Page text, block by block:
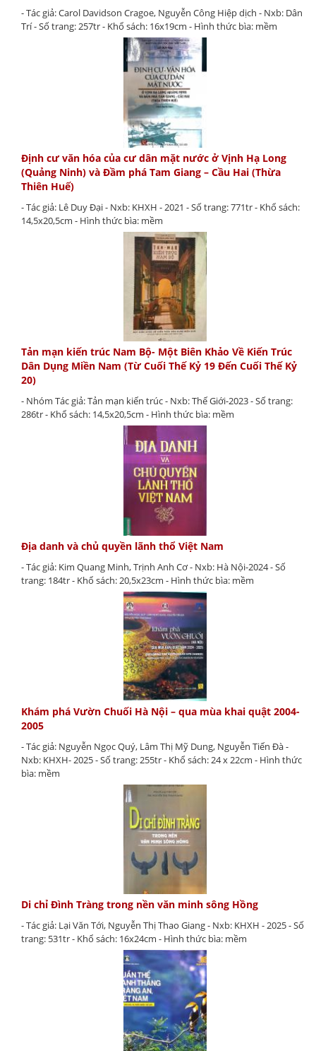
- Tác giả: Carol Davidson Cragoe, Nguyễn Công Hiệp dịch - Nxb: Dân
Trí - Số trang: 257tr - Khổ sách: 16x19cm - Hình thức bìa: mềm
Định cư văn hóa của cư dân mặt nước ở Vịnh Hạ Long
(Quảng Ninh) và Đầm phá Tam Giang – Cầu Hai (Thừa
Thiên Huế)
- Tác giả: Lê Duy Đại - Nxb: KHXH - 2021 - Số trang: 771tr - Khổ sách:
14,5x20,5cm - Hình thức bìa: mềm
Tản mạn kiến trúc Nam Bộ- Một Biên Khảo Về Kiến Trúc
Dân Dụng Miền Nam (Từ Cuối Thế Kỷ 19 Đến Cuối Thế Kỷ
20)
- Nhóm Tác giả: Tản mạn kiến trúc - Nxb: Thế Giới-2023 - Số trang:
286tr - Khổ sách: 14,5x20,5cm - Hình thức bìa: mềm
Địa danh và chủ quyền lãnh thổ Việt Nam
- Tác giả: Kim Quang Minh, Trịnh Anh Cơ - Nxb: Hà Nội-2024 - Số
trang: 184tr - Khổ sách: 20,5x23cm - Hình thức bìa: mềm
Khám phá Vườn Chuối Hà Nội – qua mùa khai quật 2004-
2005
- Tác giả: Nguyễn Ngọc Quý, Lâm Thị Mỹ Dung, Nguyễn Tiến Đà -
Nxb: KHXH- 2025 - Số trang: 255tr - Khổ sách: 24 x 22cm - Hình thức
bìa: mềm
Di chỉ Đình Tràng trong nền văn minh sông Hồng
- Tác giả: Lại Văn Tới, Nguyễn Thị Thao Giang - Nxb: KHXH - 2025 - Số
trang: 531tr - Khổ sách: 16x24cm - Hình thức bìa: mềm